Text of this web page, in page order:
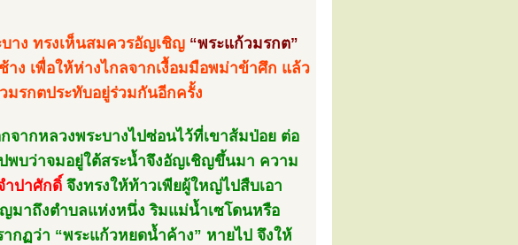
บาง ทรงเห็นสมควรอัญเชิญ “พระแก้วมรกต”
ง เพื่อให้ห่างไกลจากเงื้อมมือพม่าข้าศึก แล้ว
มรกตประทับอยู่ร่วมกันอีกครั้ง
ากหลวงพระบางไปซ่อนไว้ที่เขาส้มป่อย ต่อ
พบว่าจมอยู่ใต้สระน้ำจึงอัญเชิญขึ้นมา ความ
ำปาศักดิ์ จึงทรงให้ท้าวเพียผู้ใหญ่ไปสืบเอา
าถึงตำบลแห่งหนึ่ง ริมแม่น้ำเซโดนหรือ
ฏว่า “พระแก้วหยดน้ำค้าง” หายไป จึงให้